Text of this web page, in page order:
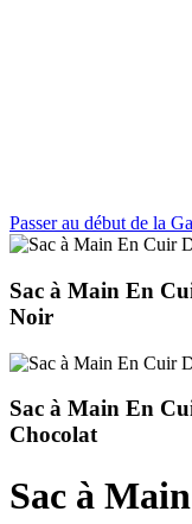
Passer au début de la
Sac à Main En
Noir
Sac à Main En
Chocolat
Sac à